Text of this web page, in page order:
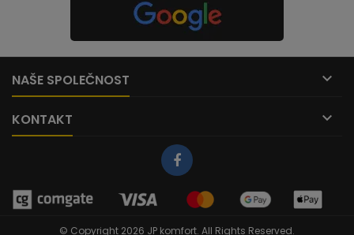
NAŠE SPOLEČNOST 
KONTAKT 
© Copyright 2026 JP komfort. All Rights Reserved.